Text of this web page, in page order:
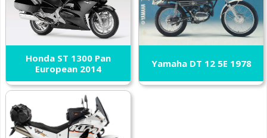
Honda ST 1300 Pan
European 2014
Yamaha DT 12 5E 1978